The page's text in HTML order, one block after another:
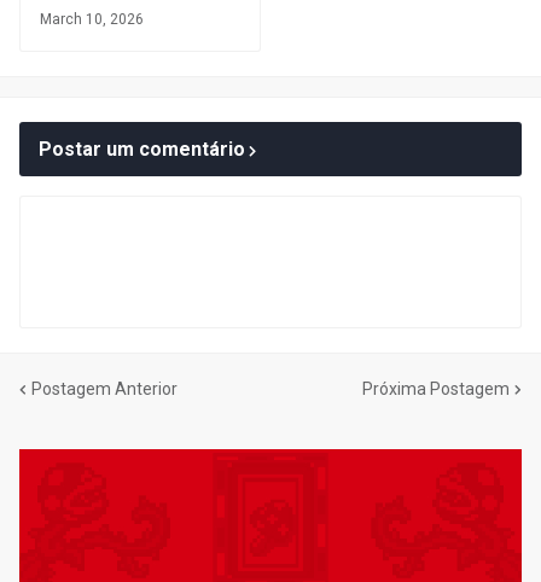
March 10, 2026
Postar um comentário
Postagem Anterior Próxima Postagem